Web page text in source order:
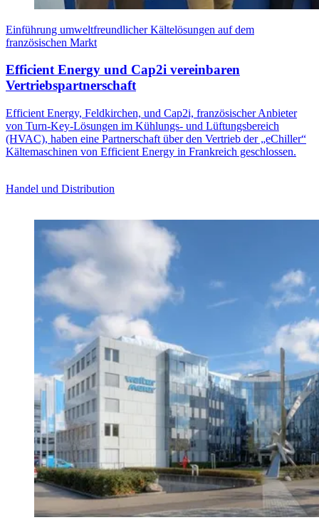
Einführung umweltfreundlicher Kältelösungen auf dem
französischen Markt
Efficient Energy und Cap2i vereinbaren
Vertriebspartnerschaft
Efficient Energy, Feldkirchen, und Cap2i, französischer Anbieter
von Turn-Key-Lösungen im Kühlungs- und Lüftungsbereich
(HVAC), haben eine Partnerschaft über den Vertrieb der „eChiller“
Kältemaschinen von Efficient Energy in Frankreich geschlossen.
Handel und Distribution